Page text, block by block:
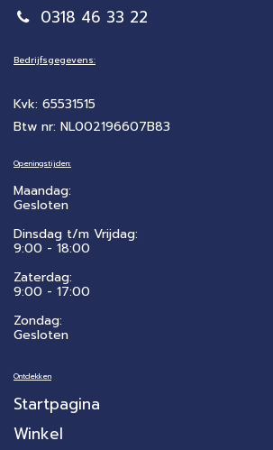
0318 46 33 22
Bedrijfsgegevens:
Kvk: 65531515
Btw nr: NL002196607B83
Openingstijden:
Maandag:
Gesloten
Dinsdag t/m Vrijdag:
9:00 - 18:00
Zaterdag:
​9:00 - 17:00
Zondag:
Gesloten
Ontdekken
Startpagina
Winkel